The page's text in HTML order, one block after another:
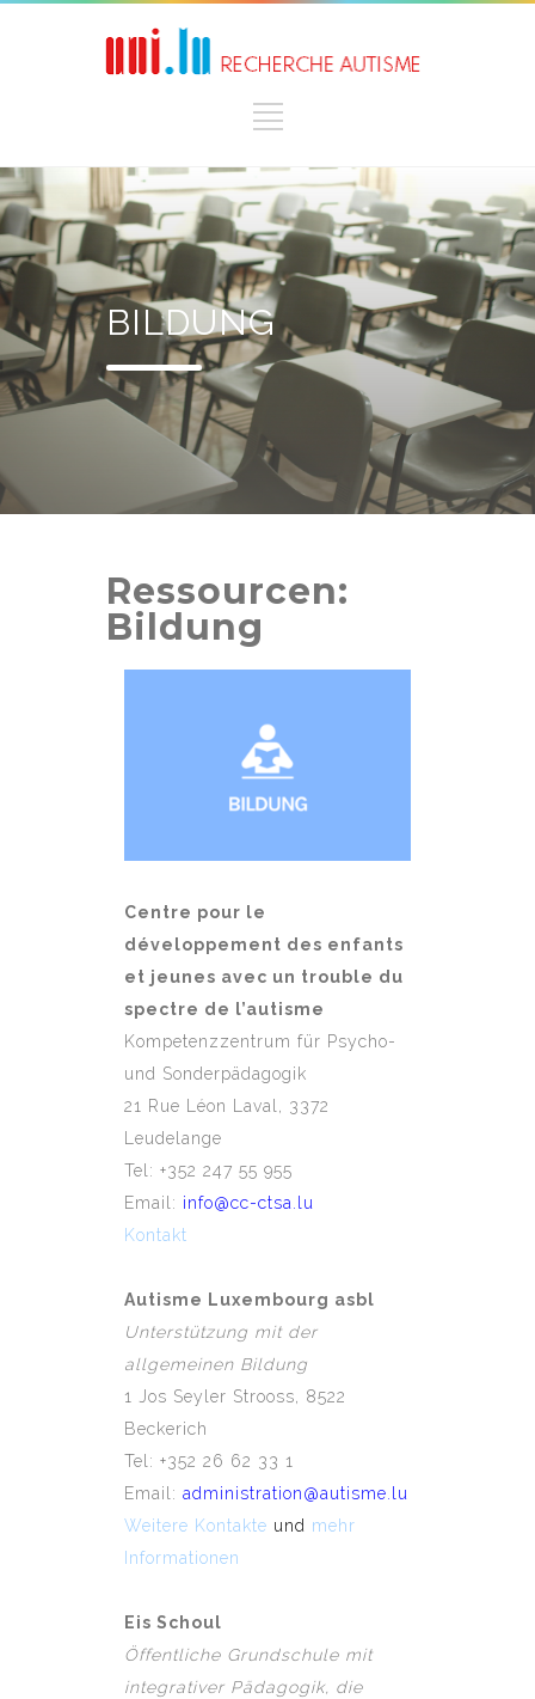
BILDUNG
Ressourcen:
Bildung
Centre pour le
développement des enfants
et jeunes avec un trouble du
spectre de l’autisme
Kompetenzzentrum für Psycho-
und Sonderpädagogik
21 Rue Léon Laval, 3372
Leudelange
Tel: +352 247 55 955
Email: info@cc-ctsa.lu
Kontakt
Autisme Luxembourg asbl
Unterstützung mit der
allgemeinen Bildung
1 Jos Seyler Strooss, 8522
Beckerich
Tel: +352 26 62 33 1
Email: administration@autisme.lu
Weitere Kontakte und mehr
Informationen
Eis Schoul
Öffentliche Grundschule mit
integrativer Pädagogik, die